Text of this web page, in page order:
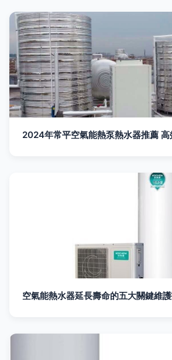
2024年常平空氣能熱泵熱水器推薦
空氣能熱水器延長壽命的五大關鍵維